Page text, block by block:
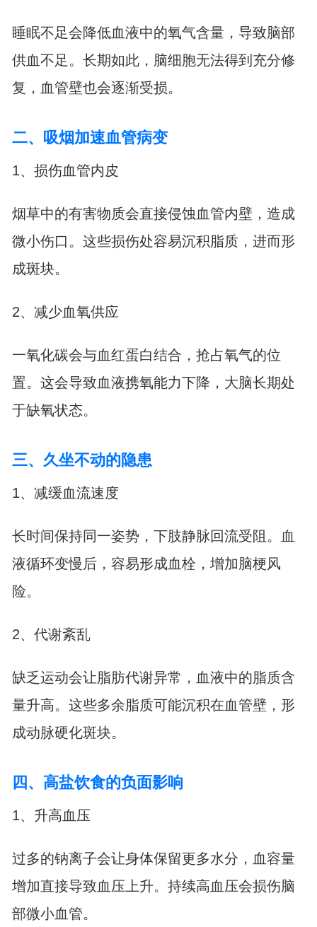
睡眠不足会降低血液中的氧气含量，导致脑部
供血不足。长期如此，脑细胞无法得到充分修
复，血管壁也会逐渐受损。
二、吸烟加速血管病变
1、损伤血管内皮
烟草中的有害物质会直接侵蚀血管内壁，造成
微小伤口。这些损伤处容易沉积脂质，进而形
成斑块。
2、减少血氧供应
一氧化碳会与血红蛋白结合，抢占氧气的位
置。这会导致血液携氧能力下降，大脑长期处
于缺氧状态。
三、久坐不动的隐患
1、减缓血流速度
长时间保持同一姿势，下肢静脉回流受阻。血
液循环变慢后，容易形成血栓，增加脑梗风
险。
2、代谢紊乱
缺乏运动会让脂肪代谢异常，血液中的脂质含
量升高。这些多余脂质可能沉积在血管壁，形
成动脉硬化斑块。
四、高盐饮食的负面影响
1、升高血压
过多的钠离子会让身体保留更多水分，血容量
增加直接导致血压上升。持续高血压会损伤脑
部微小血管。